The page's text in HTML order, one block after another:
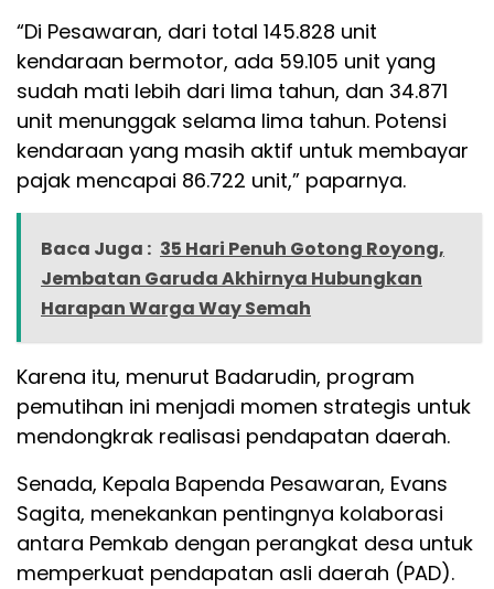
“Di Pesawaran, dari total 145.828 unit
kendaraan bermotor, ada 59.105 unit yang
sudah mati lebih dari lima tahun, dan 34.871
unit menunggak selama lima tahun. Potensi
kendaraan yang masih aktif untuk membayar
pajak mencapai 86.722 unit,” paparnya.
Baca Juga : 35 Hari Penuh Gotong Royong,
Jembatan Garuda Akhirnya Hubungkan
Harapan Warga Way Semah
Karena itu, menurut Badarudin, program
pemutihan ini menjadi momen strategis untuk
mendongkrak realisasi pendapatan daerah.
Senada, Kepala Bapenda Pesawaran, Evans
Sagita, menekankan pentingnya kolaborasi
antara Pemkab dengan perangkat desa untuk
memperkuat pendapatan asli daerah (PAD).